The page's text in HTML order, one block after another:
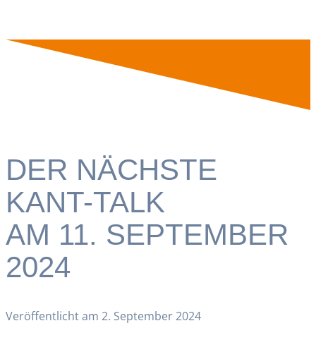
DER NÄCHSTE
KANT-TALK
AM 11. SEPTEMBER
2024
Veröffentlicht am 2. September 2024